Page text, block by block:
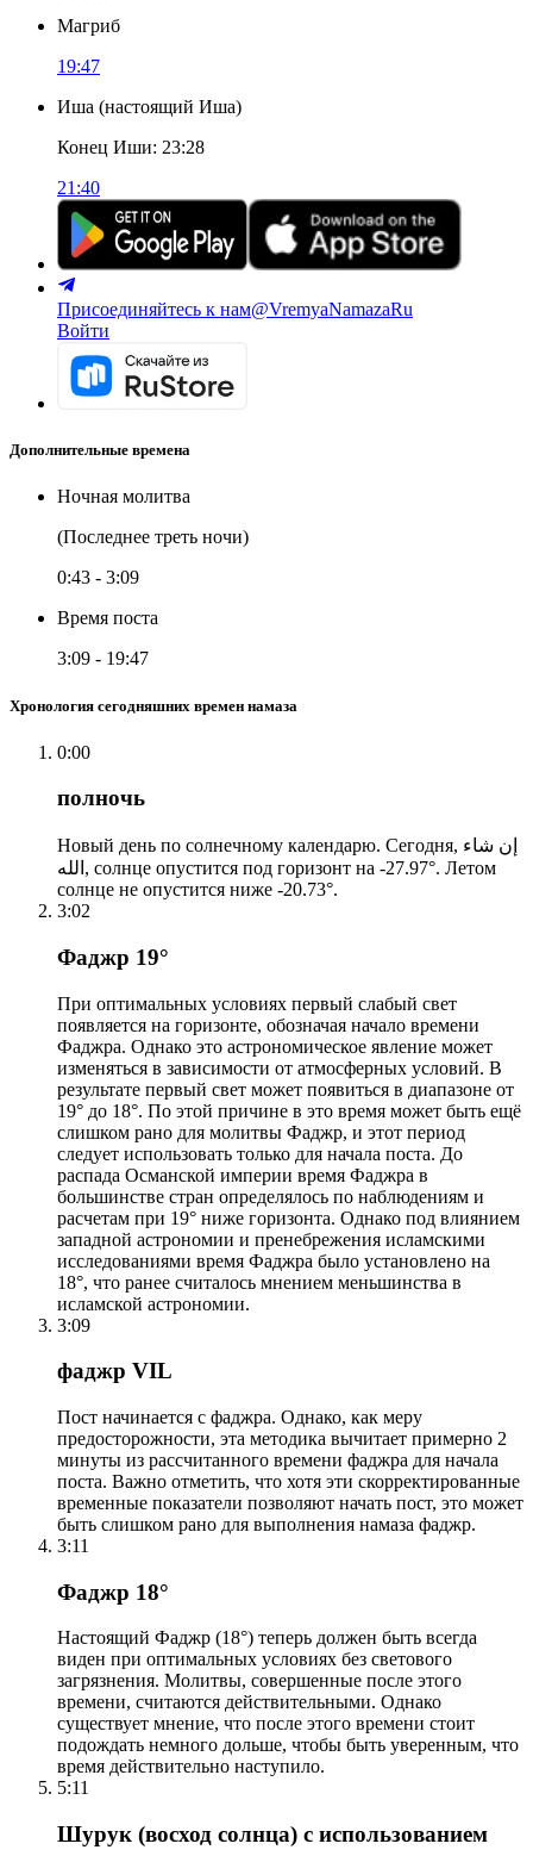
Магриб
19:47
Иша (настоящий Иша)
Конец Иши: 23:28
21:40
Присоединяйтесь к нам@VremyaNamazaRu
Войти
Дополнительные времена
Ночная молитва
(Последнее треть ночи)
0:43 - 3:09
Время поста
3:09 - 19:47
Хронология сегодняшних времен намаза
0:00
полночь
Новый день по солнечному календарю. Сегодня, إن شاء
الله, солнце опустится под горизонт на -27.97°. Летом
солнце не опустится ниже -20.73°.
3:02
Фаджр 19°
При оптимальных условиях первый слабый свет
появляется на горизонте, обозначая начало времени
Фаджра. Однако это астрономическое явление может
изменяться в зависимости от атмосферных условий. В
результате первый свет может появиться в диапазоне от
19° до 18°. По этой причине в это время может быть ещё
слишком рано для молитвы Фаджр, и этот период
следует использовать только для начала поста. До
распада Османской империи время Фаджра в
большинстве стран определялось по наблюдениям и
расчетам при 19° ниже горизонта. Однако под влиянием
западной астрономии и пренебрежения исламскими
исследованиями время Фаджра было установлено на
18°, что ранее считалось мнением меньшинства в
исламской астрономии.
3:09
фаджр VIL
Пост начинается с фаджра. Однако, как меру
предосторожности, эта методика вычитает примерно 2
минуты из рассчитанного времени фаджра для начала
поста. Важно отметить, что хотя эти скорректированные
временные показатели позволяют начать пост, это может
быть слишком рано для выполнения намаза фаджр.
3:11
Фаджр 18°
Настоящий Фаджр (18°) теперь должен быть всегда
виден при оптимальных условиях без светового
загрязнения. Молитвы, совершенные после этого
времени, считаются действительными. Однако
существует мнение, что после этого времени стоит
подождать немного дольше, чтобы быть уверенным, что
время действительно наступило.
5:11
Шурук (восход солнца) с использованием